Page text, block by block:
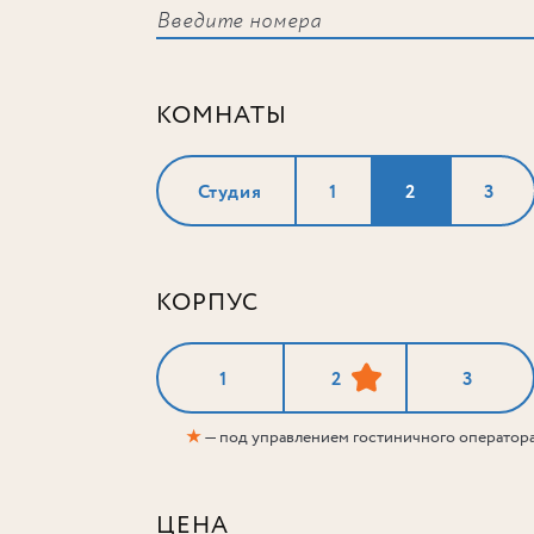
КОМНАТЫ
Студия 1 2 3
КОРПУС
1 2 3
★— под управлением гостиничного
ЦЕНА